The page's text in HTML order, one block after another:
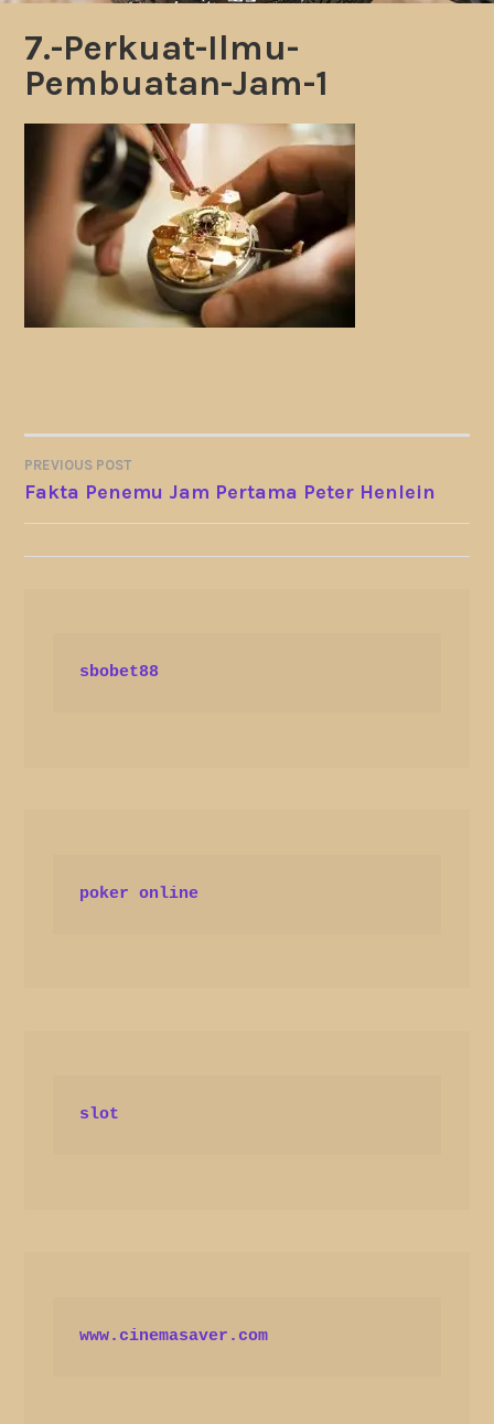
7.-Perkuat-Ilmu-
Pembuatan-Jam-1
POST
NAVIGATION
PREVIOUS POST
Fakta Penemu Jam Pertama Peter Henlein
sbobet88
poker online
slot
www.cinemasaver.com